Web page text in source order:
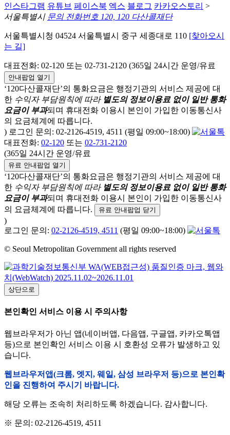
인스타그램 유튜브 페이스북 엑스 블로그 카카오스토리 >
서울특별시 문의 전화번호 120, 120 다산콜재단
서울특별시청 04524 서울특별시 중구 세종대로 110 [찾아오시
는 길]
대표전화: 02-120 또는 02-731-2120 (365일 24시간 운영/유료
안내팝업 열기
‘120다산콜재단’의 통화요금은 행정기관의 서비스 제공에 대
한 수익자 부담원칙에 따라 별도의 정보이용료 없이 일반 통화
요금이 부과되며 휴대전화 이용시 본인이 가입한 이동통신사
의 요금체계에 따릅니다.
) 로그인 문의: 02-2126-4519, 4511 (평일 09:00~18:00)
대표전화: 02-120 또는 02-731-2120
(365일 24시간 운영/유료
유료 안내팝업 열기
‘120다산콜재단’의 통화요금은 행정기관의 서비스 제공에 대
한 수익자 부담원칙에 따라 별도의 정보이용료 없이 일반 통화
요금이 부과되며 휴대전화 이용시 본인이 가입한 이동통신사
의 요금체계에 따릅니다.
유료 안내팝업 닫기
)
로그인 문의: 02-2126-4519, 4511 (평일 09:00~18:00)
© Seoul Metropolitan Government all rights reserved
상단으로
본인확인 서비스 이용 시 주의사항
웹브라우저가 아닌 앱(네이버앱, 다음앱, 구글앱, 카카오톡앱
등)으로 본인확인 서비스 이용 시 호환성 오류가 발생하고 있
습니다.
웹브라우저앱(크롬, 엣지, 웨일, 삼성 브라우저 등)으로 본인확
인을 진행하여 주시기 바랍니다.
해당 오류는 조속히 처리하도록 하겠습니다. 감사합니다.
※ 문의: 02-2126-4519, 4511